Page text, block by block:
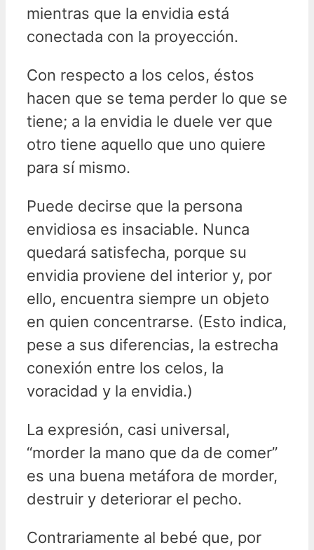
mientras que la envidia está
conectada con la proyección.
Con respecto a los celos, éstos
hacen que se tema perder lo que se
tiene; a la envidia le duele ver que
otro tiene aquello que uno quiere
para sí mismo.
Puede decirse que la persona
envidiosa es insaciable. Nunca
quedará satisfecha, porque su
envidia proviene del interior y, por
ello, encuentra siempre un objeto
en quien concentrarse. (Esto indica,
pese a sus diferencias, la estrecha
conexión entre los celos, la
voracidad y la envidia.)
La expresión, casi universal,
“morder la mano que da de comer”
es una buena metáfora de morder,
destruir y deteriorar el pecho.
Contrariamente al bebé que, por